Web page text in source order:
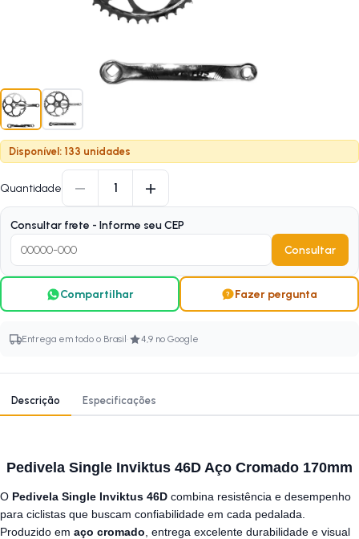
Disponível: 133 unidades
Quantidade − 1 +
Consultar frete - Informe seu CEP
Consultar
Compartilhar Fazer pergunta
Entrega em todo o Brasil · 4,9 no Google
Descrição Especificações
Pedivela Single Inviktus 46D Aço Cromado 170mm
O Pedivela Single Inviktus 46D combina resistência e desempenho
para ciclistas que buscam confiabilidade em cada pedalada.
Produzido em aço cromado , entrega excelente durabilidade e visual